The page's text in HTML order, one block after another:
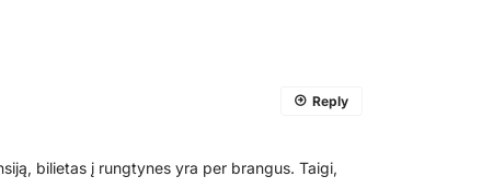
bilietas į rungtynes yra per brangus. Taigi,
Reply